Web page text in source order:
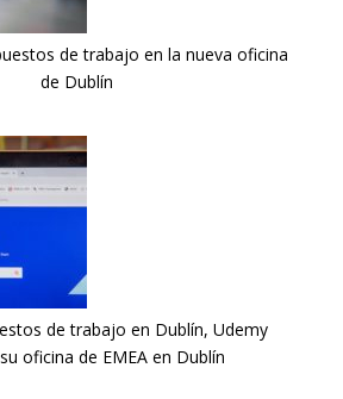
de trabajo en la nueva oficina
de Dublín
de trabajo en Dublín, Udemy
oficina de EMEA en Dublín